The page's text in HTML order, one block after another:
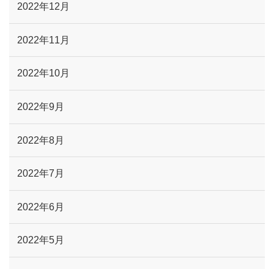
2022年12月
2022年11月
2022年10月
2022年9月
2022年8月
2022年7月
2022年6月
2022年5月